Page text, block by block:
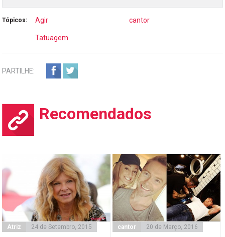
Tópicos: Agir cantor
Tatuagem
PARTILHE:
Recomendados
Atriz 24 de Setembro, 2015 cantor 20 de Março, 2016